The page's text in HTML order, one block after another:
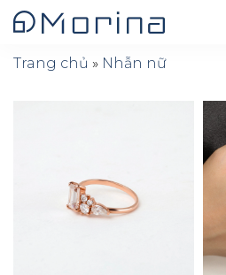
Trang chủ » Nhẫn nữ